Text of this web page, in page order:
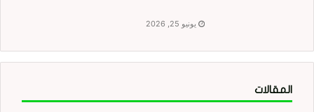
يونيو 25, 2026
المقالات